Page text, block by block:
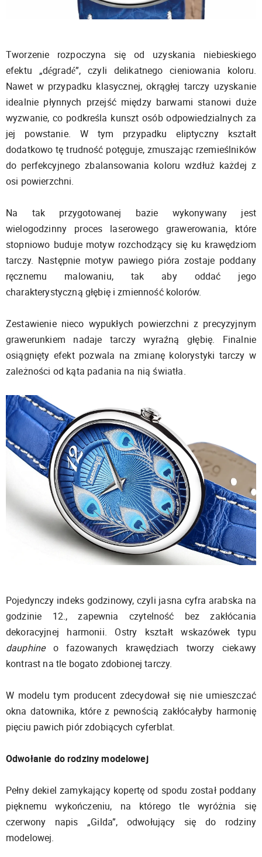
Tworzenie rozpoczyna się od uzyskania niebieskiego
efektu „dégradé”, czyli delikatnego cieniowania koloru.
Nawet w przypadku klasycznej, okrągłej tarczy uzyskanie
idealnie płynnych przejść między barwami stanowi duże
wyzwanie, co podkreśla kunszt osób odpowiedzialnych za
jej powstanie. W tym przypadku eliptyczny kształt
dodatkowo tę trudność potęguje, zmuszając rzemieślników
do perfekcyjnego zbalansowania koloru wzdłuż każdej z
osi powierzchni.
Na tak przygotowanej bazie wykonywany jest
wielogodzinny proces laserowego grawerowania, które
stopniowo buduje motyw rozchodzący się ku krawędziom
tarczy. Następnie motyw pawiego pióra zostaje poddany
ręcznemu malowaniu, tak aby oddać jego
charakterystyczną głębię i zmienność kolorów.
Zestawienie nieco wypukłych powierzchni z precyzyjnym
grawerunkiem nadaje tarczy wyraźną głębię. Finalnie
osiągnięty efekt pozwala na zmianę kolorystyki tarczy w
zależności od kąta padania na nią światła.
Pojedynczy indeks godzinowy, czyli jasna cyfra arabska na
godzinie 12., zapewnia czytelność bez zakłócania
dekoracyjnej harmonii. Ostry kształt wskazówek typu
dauphineo fazowanych krawędziach tworzy ciekawy
kontrast na tle bogato zdobionej tarczy.
W modelu tym producent zdecydował się nie umieszczać
okna datownika, które z pewnością zakłócałyby harmonię
pięciu pawich piór zdobiących cyferblat.
Odwołanie do rodziny modelowej
Pełny dekiel zamykający kopertę od spodu został poddany
pięknemu wykończeniu, na którego tle wyróżnia się
czerwony napis „Gilda”, odwołujący się do rodziny
modelowej.